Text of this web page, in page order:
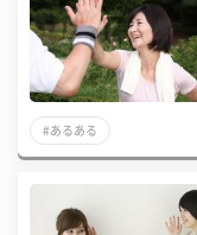
#あるある